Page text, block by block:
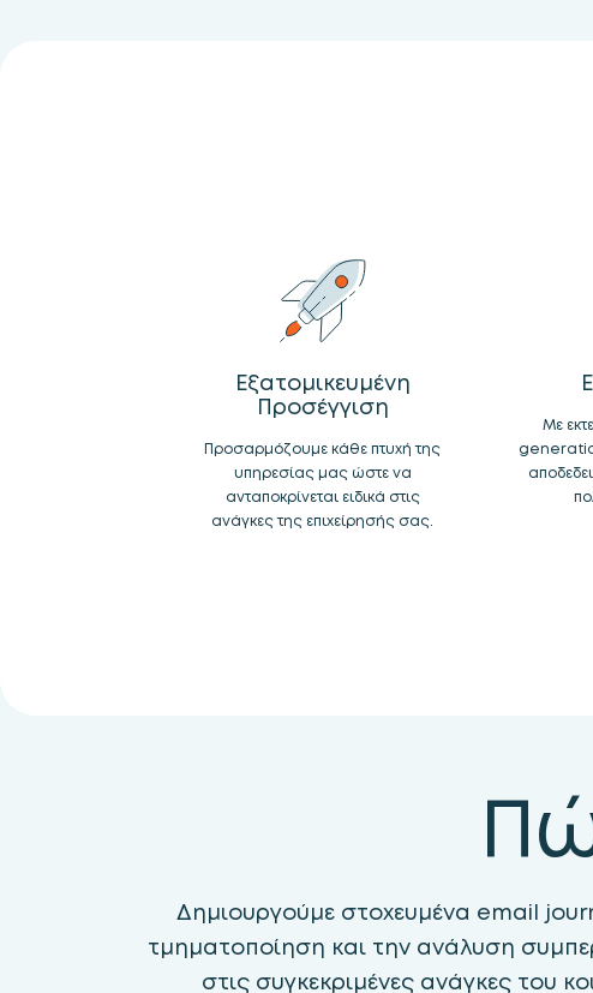
Εξατομικευμένη
Προσέγγιση
Προσαρμόζουμε κάθε πτυχή της
υπηρεσίας μας ώστε να
ανταποκρίνεται ειδικά στις
ανάγκες της επιχείρησής σας.
Με
Δημιουργούμε στοχευμένα email
τμηματοποίηση και την ανάλυση
στις συγκεκριμένες ανάγκες του